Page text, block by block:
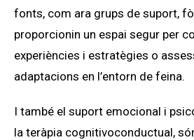
fonts, com ara grups de suport,
proporcionin un espai segur per
experiències i estratègies o
adaptacions en l’entorn de feina.
I també el suport emocional i
la teràpia cognitivoconductual,